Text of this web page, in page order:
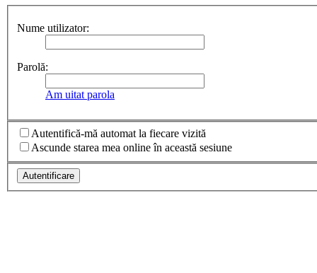
Nume utilizator:
Parolă:
Am uitat parola
Autentifică-mă automat la fiecare vizită
Ascunde starea mea online în această sesiune